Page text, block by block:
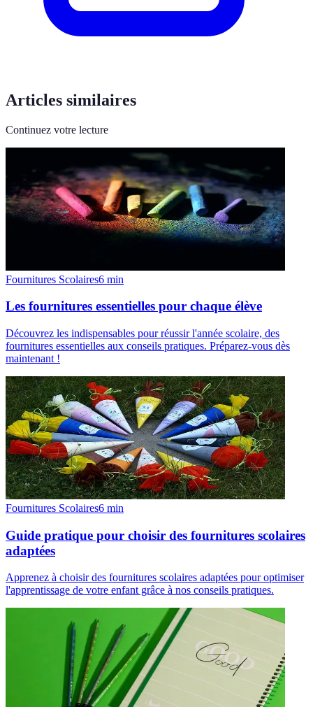
Articles similaires
Continuez votre lecture
Fournitures Scolaires6 min
Les fournitures essentielles pour chaque élève
Découvrez les indispensables pour réussir l'année scolaire, des
fournitures essentielles aux conseils pratiques. Préparez-vous dès
maintenant !
Fournitures Scolaires6 min
Guide pratique pour choisir des fournitures scolaires
adaptées
Apprenez à choisir des fournitures scolaires adaptées pour optimiser
l'apprentissage de votre enfant grâce à nos conseils pratiques.